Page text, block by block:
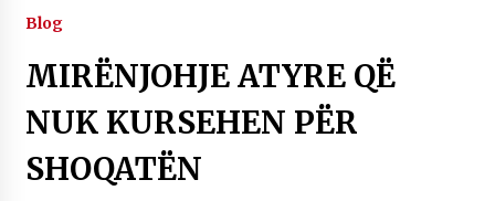
SHOQATËS “KALLARATI”
Gazeta Kallarati nr. 118
07/07/2026
SI U ARRIT TË REALIZOHEJ PERLA FOLKLORIKE
“JANINËS Ç’I PANË SYTË”
Blog
MIRËNJOHJE ATYRE QË
NUK KURSEHEN PËR
SHOQATËN